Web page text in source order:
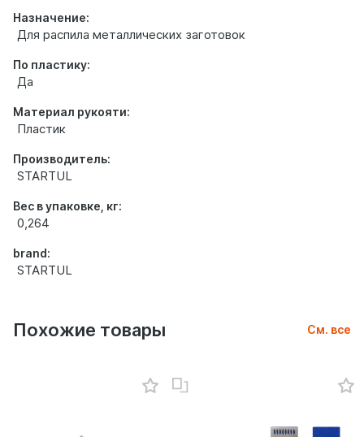
Назначение:
Для распила металлических заготовок
По пластику:
Да
Материал рукояти:
Пластик
Производитель:
STARTUL
Вес в упаковке, кг:
0,264
brand:
STARTUL
Похожие товары См. все